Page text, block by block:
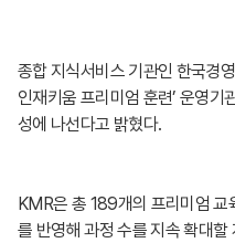
종합 지식서비스 기관인 한국경
인재키움 프리미엄 훈련’ 운영
성에 나선다고 밝혔다.
KMR은 총 189개의 프리미엄 교
를 반영해 과정 수를 지속 확대할